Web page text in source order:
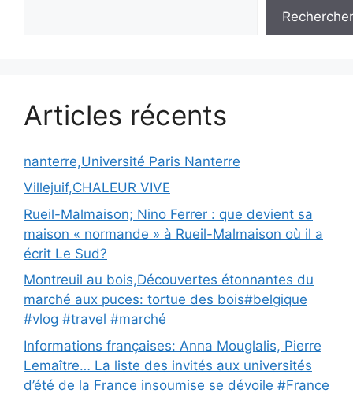
Rechercher
Articles récents
nanterre,Université Paris Nanterre
Villejuif,CHALEUR VIVE
Rueil-Malmaison; Nino Ferrer : que devient sa
maison « normande » à Rueil-Malmaison où il a
écrit Le Sud?
Montreuil au bois,Découvertes étonnantes du
marché aux puces: tortue des bois#belgique
#vlog #travel #marché
Informations françaises: Anna Mouglalis, Pierre
Lemaître… La liste des invités aux universités
d’été de la France insoumise se dévoile #France